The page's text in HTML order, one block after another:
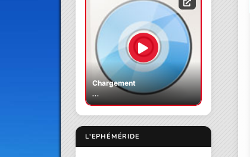
Chargement
...
L'EPHÉMÉRIDE